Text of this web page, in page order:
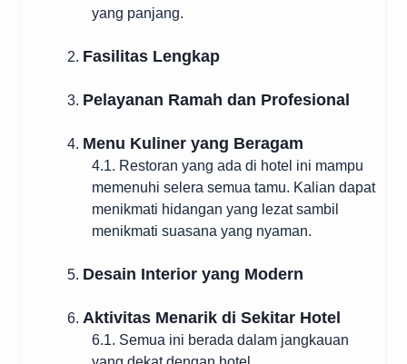
yang panjang.
2. Fasilitas Lengkap
3. Pelayanan Ramah dan Profesional
4. Menu Kuliner yang Beragam
4.1. Restoran yang ada di hotel ini mampu
memenuhi selera semua tamu. Kalian dapat
menikmati hidangan yang lezat sambil
menikmati suasana yang nyaman.
5. Desain Interior yang Modern
6. Aktivitas Menarik di Sekitar Hotel
6.1. Semua ini berada dalam jangkauan